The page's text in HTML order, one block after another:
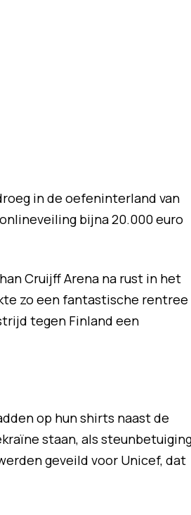
in de oefeninterland van
bijna 20.000 euro
Cruijff Arena na rust in het
zo een fantastische rentree
tegen Finland een
op hun shirts naast de
staan, als
geveild voor Unicef, dat